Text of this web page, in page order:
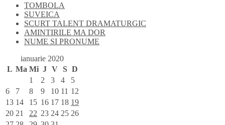
TOMBOLA
SUVEICA
SCURT TALENT DRAMATURGIC
AMINTIRILE MA DOR
NUME SI PRONUME
ianuarie 2020
L Ma Mi J V S D
1
2 3 4
5
6
7 8 9 10 11 12
13 14 15 16 17 18 19
20 21 22 23 24 25 26